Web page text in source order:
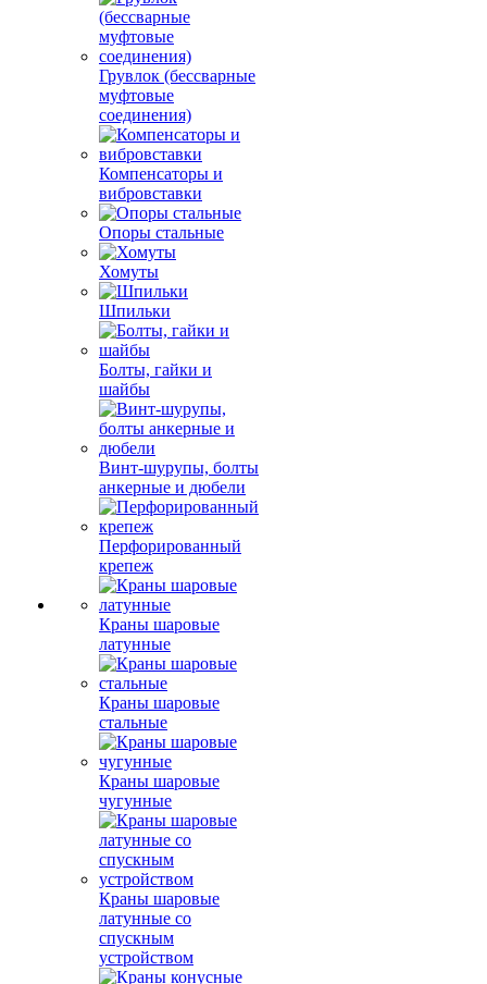
Грувлок (бессварные
муфтовые
соединения)
Компенсаторы и
вибровставки
Опоры стальные
Хомуты
Шпильки
Болты, гайки и
шайбы
Винт-шурупы, болты
анкерные и дюбели
Перфорированный
крепеж
Краны шаровые
латунные
Краны шаровые
стальные
Краны шаровые
чугунные
Краны шаровые
латунные со
спускным
устройством